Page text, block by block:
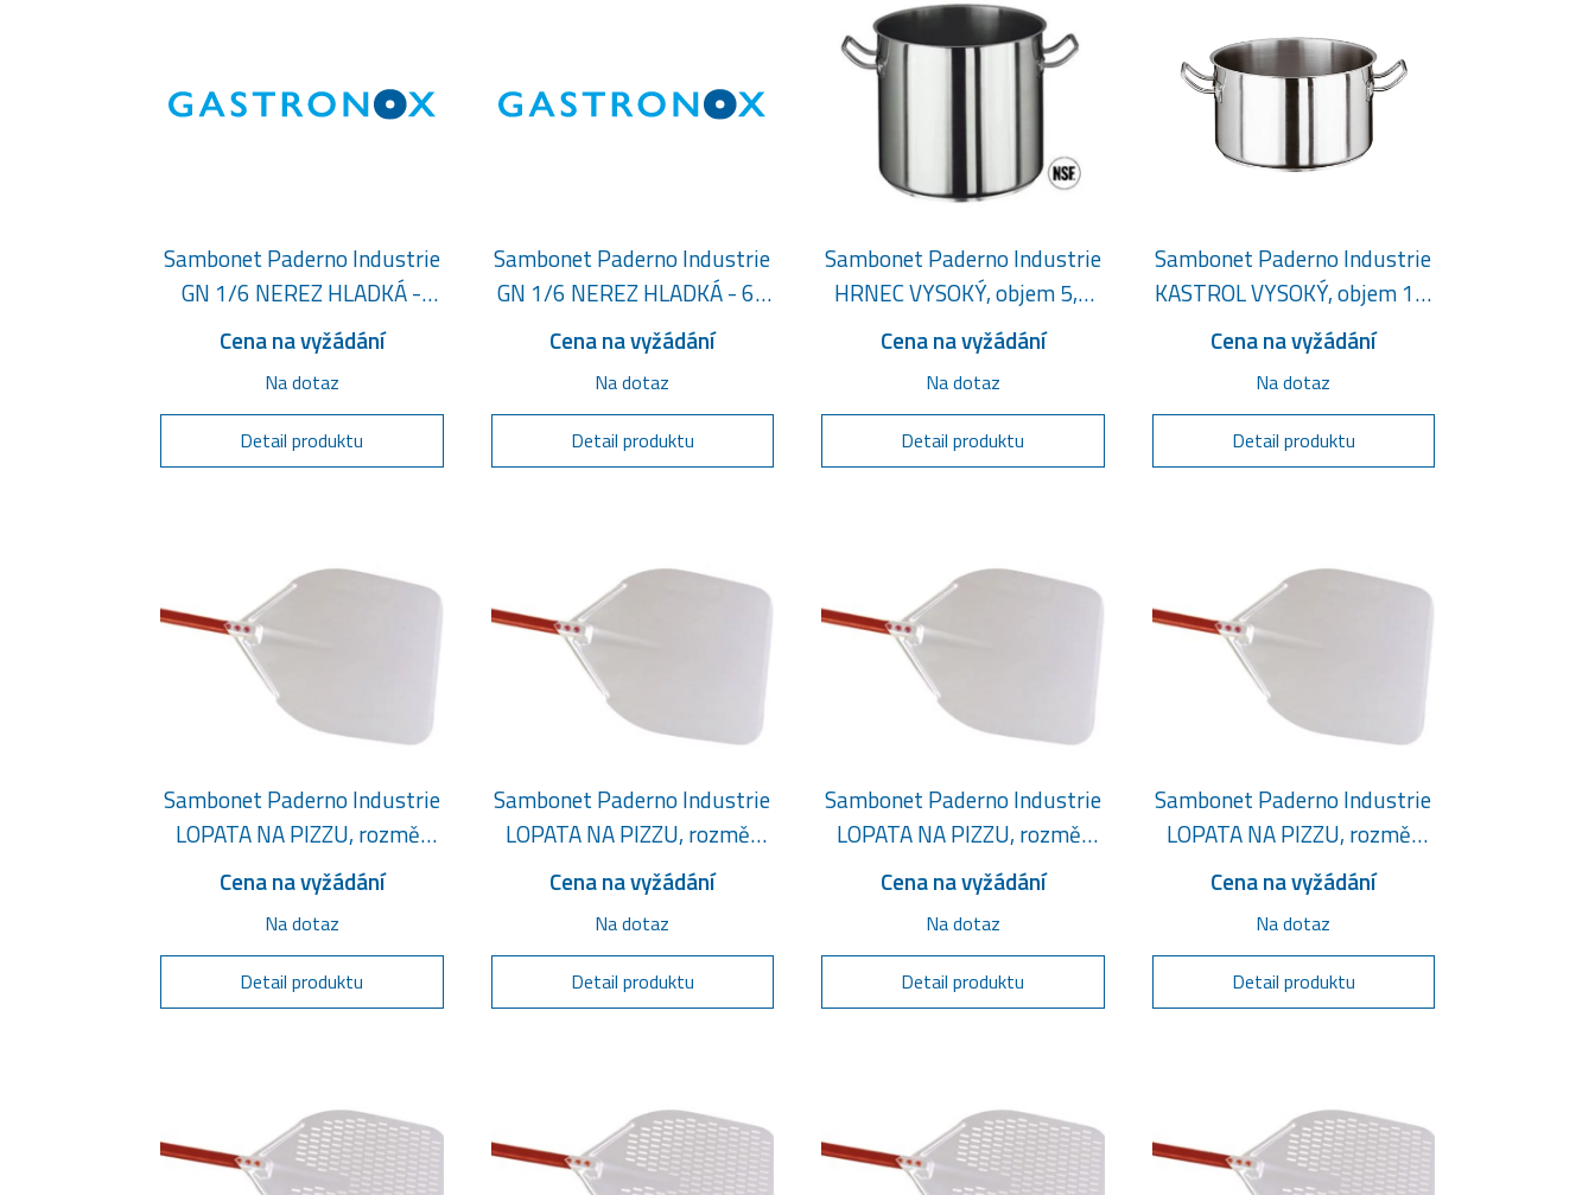
Sambonet Paderno Industrie
GN 1/6 NEREZ HLADKÁ -
150 MM
Cena na vyžádání
Na dotaz
Detail produktu
Sambonet Paderno Industrie
GN 1/6 NEREZ HLADKÁ - 65
Cena na vyžádání
Na dotaz
Detail produktu
Sambonet Paderno Industrie
HRNEC VYSOKÝ, objem 5,5
litru
Cena na vyžádání
Na dotaz
Detail produktu
Sambonet Paderno Industrie
KASTROL VYSOKÝ, objem 1,9
litru
Cena na vyžádání
Na dotaz
Detail produktu
Sambonet Paderno Industrie
LOPATA NA PIZZU, rozměr
32 x 32 cm
Cena na vyžádání
Na dotaz
Detail produktu
Sambonet Paderno Industrie
LOPATA NA PIZZU, rozměr
37 x 37 cm
Cena na vyžádání
Na dotaz
Detail produktu
Sambonet Paderno Industrie
LOPATA NA PIZZU, rozměr
41 x 41 cm
Cena na vyžádání
Na dotaz
Detail produktu
Sambonet Paderno Industrie
LOPATA NA PIZZU, rozměr
50 x 50 cm
Cena na vyžádání
Na dotaz
Detail produktu